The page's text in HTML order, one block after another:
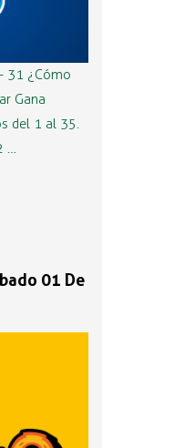
31 ¿Cómo
Gana
del 1 al 35.
…
01 De